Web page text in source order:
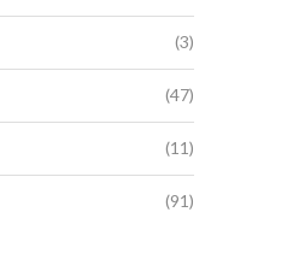
(3)
(47)
(11)
(91)